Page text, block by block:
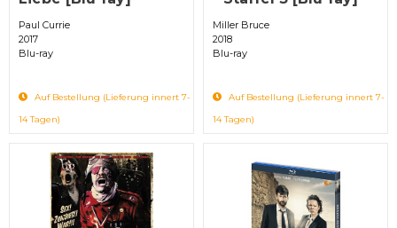
Paul Currie
2017
Blu-ray
Auf Bestellung (Lieferung innert 7-
14 Tagen)
Miller Bruce
2018
Blu-ray
Auf Bestellung (Lieferung innert 7-
14 Tagen)